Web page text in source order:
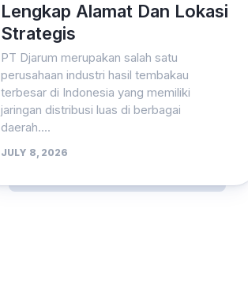
Lengkap Alamat Dan Lokasi
Strategis
PT Djarum merupakan salah satu
perusahaan industri hasil tembakau
terbesar di Indonesia yang memiliki
jaringan distribusi luas di berbagai
daerah....
JULY 8, 2026